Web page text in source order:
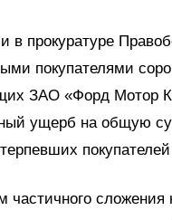
в прокуратуре
покупателями
ЗАО «Форд Мотор
ущерб на общую
частичного